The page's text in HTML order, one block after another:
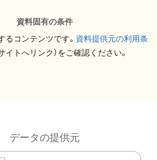
資料固有の条件
るコンテンツです。 資料提供元の利用条
イトへリンク）をご確認ください。
データの提供元